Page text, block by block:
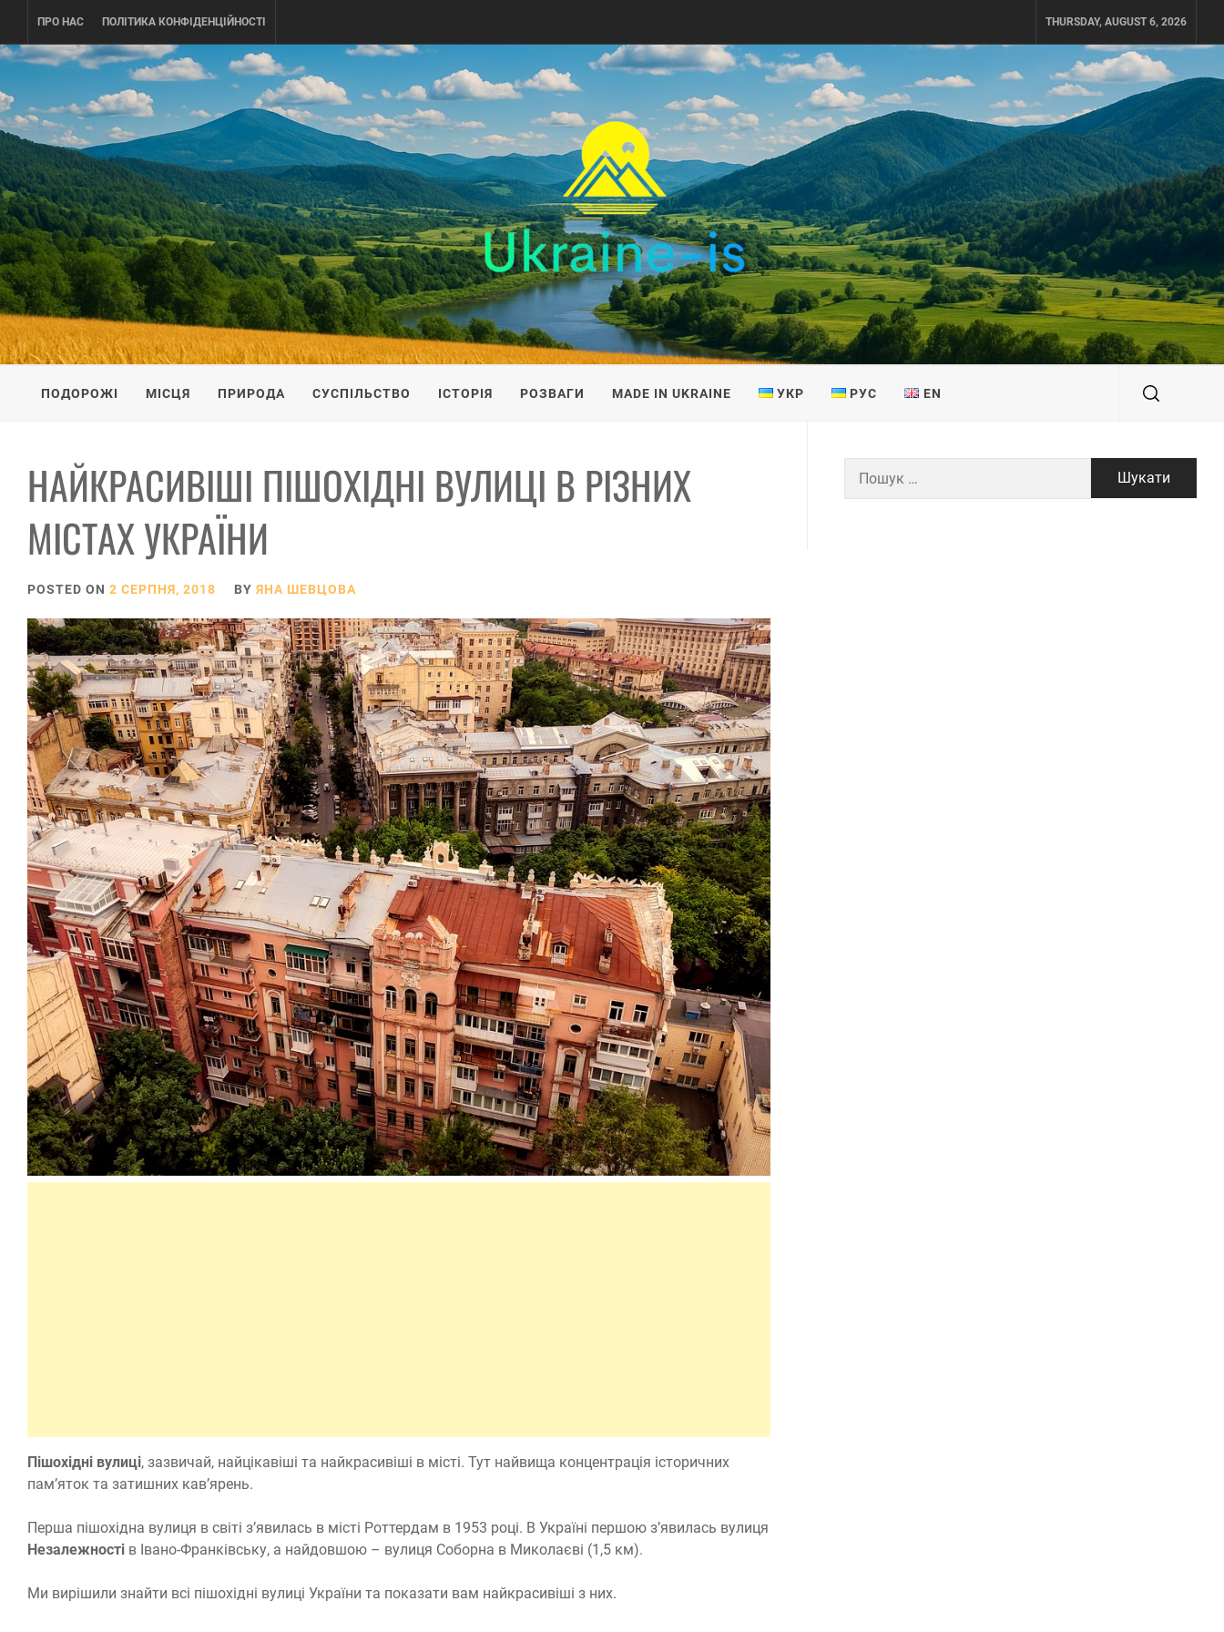
content
ПРО НАС ПОЛІТИКА КОНФІДЕНЦІЙНОСТІ THURSDAY, AUGUST 6, 2026
UKRAINE-IS
ПОДОРОЖI ПО УКРАЇНІ
ПОДОРОЖІ МІСЦЯ ПРИРОДА СУСПІЛЬСТВО ІСТОРІЯ РОЗВАГИ MADE IN UKRAINE УКР РУС EN
НАЙКРАСИВІШІ ПІШОХІДНІ ВУЛИЦІ В РІЗНИХ
МІСТАХ УКРАЇНИ
POSTED ON 2 СЕРПНЯ, 2018 BY ЯНА ШЕВЦОВА
Пішохідні вулиці, зазвичай, найцікавіші та найкрасивіші в місті. Тут найвища концентрація історичних
пам’яток та затишних кав’ярень.
Перша пішохідна вулиця в світі з’явилась в місті Роттердам в 1953 році. В Україні першою з’явилась вулиця
Незалежності в Івано-Франківську, а найдовшою – вулиця Соборна в Миколаєві (1,5 км).
Ми вирішили знайти всі пішохідні вулиці України та показати вам найкрасивіші з них.